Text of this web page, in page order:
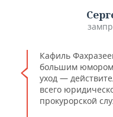
Кафиль
большим
уход —
всего
прокурорской